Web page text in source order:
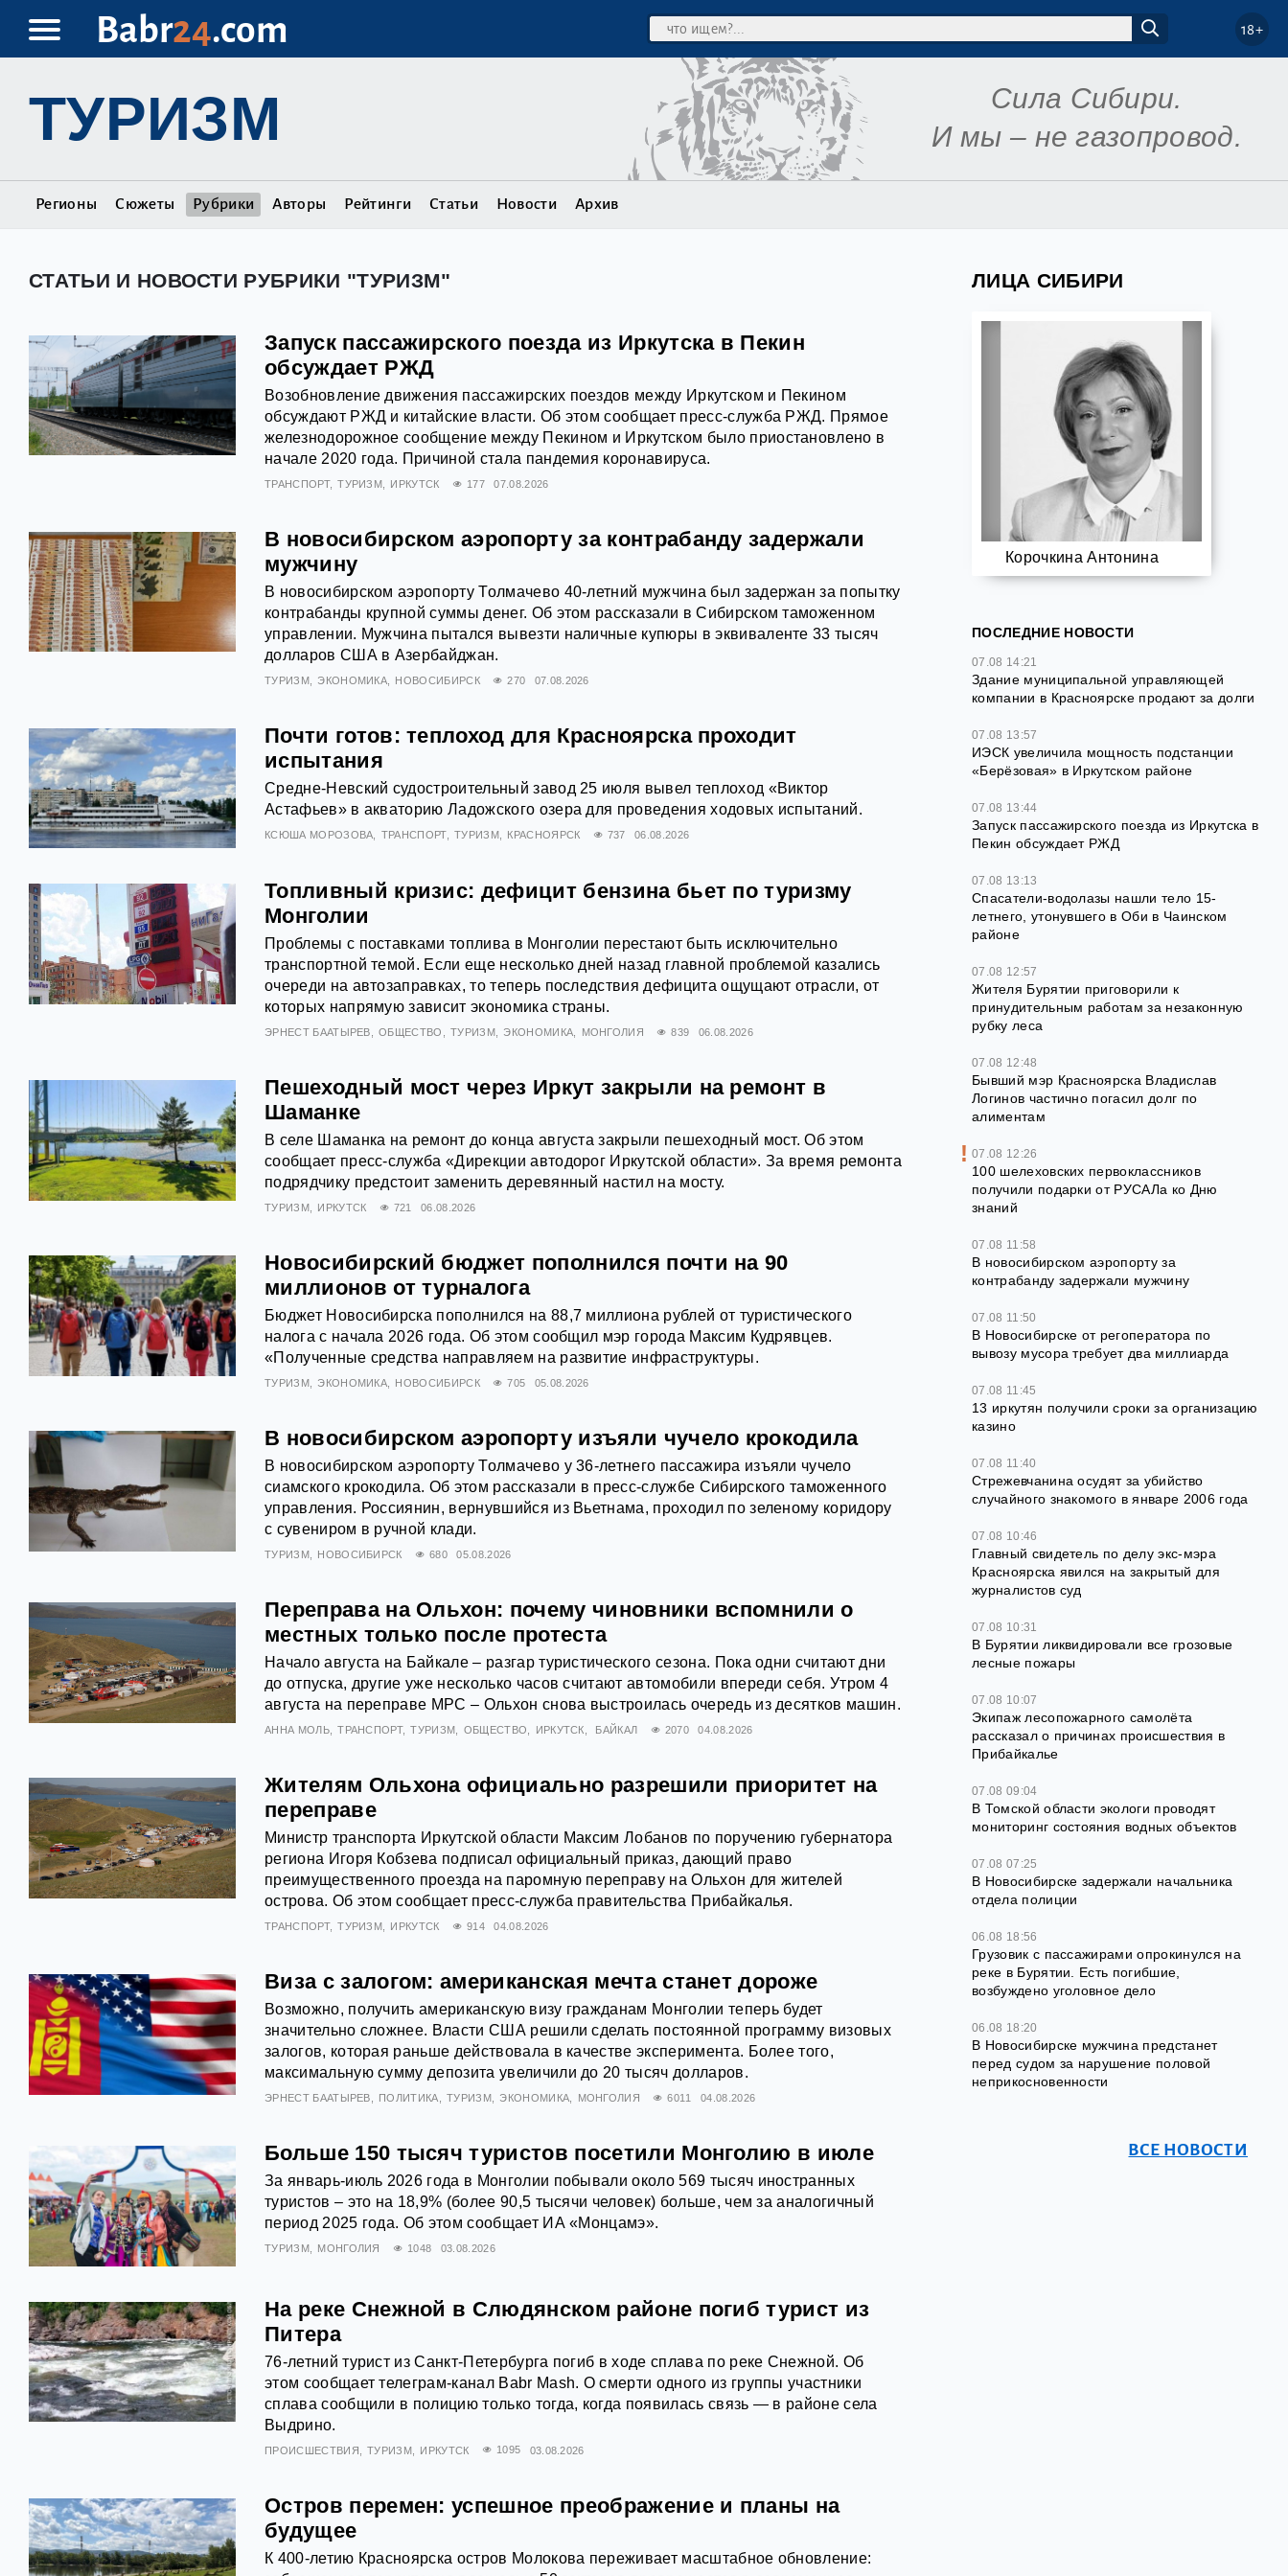
Babr24.com 18+
Сила Сибири.
И мы – не газопровод.
ТУРИЗМ
Регионы Сюжеты Рубрики Авторы Рейтинги Статьи Новости Архив
СТАТЬИ И НОВОСТИ РУБРИКИ "ТУРИЗМ"
Запуск пассажирского поезда из Иркутска в Пекин
обсуждает РЖД
Возобновление движения пассажирских поездов между Иркутском и Пекином
обсуждают РЖД и китайские власти. Об этом сообщает пресс‑служба РЖД. Прямое
железнодорожное сообщение между Пекином и Иркутском было приостановлено в
начале 2020 года. Причиной стала пандемия коронавируса.
ТРАНСПОРТ ТУРИЗМ ИРКУТСК 177 07.08.2026
В новосибирском аэропорту за контрабанду задержали
мужчину
В новосибирском аэропорту Толмачево 40-летний мужчина был задержан за попытку
контрабанды крупной суммы денег. Об этом рассказали в Сибирском таможенном
управлении. Мужчина пытался вывезти наличные купюры в эквиваленте 33 тысяч
долларов США в Азербайджан.
ТУРИЗМ ЭКОНОМИКА НОВОСИБИРСК 270 07.08.2026
Почти готов: теплоход для Красноярска проходит
испытания
Средне-Невский судостроительный завод 25 июля вывел теплоход «Виктор
Астафьев» в акваторию Ладожского озера для проведения ходовых испытаний.
КСЮША МОРОЗОВА ТРАНСПОРТ ТУРИЗМ КРАСНОЯРСК 737 06.08.2026
Топливный кризис: дефицит бензина бьет по туризму
Монголии
Проблемы с поставками топлива в Монголии перестают быть исключительно
транспортной темой. Если еще несколько дней назад главной проблемой казались
очереди на автозаправках, то теперь последствия дефицита ощущают отрасли, от
которых напрямую зависит экономика страны.
ЭРНЕСТ БААТЫРЕВ ОБЩЕСТВО ТУРИЗМ ЭКОНОМИКА МОНГОЛИЯ 839 06.08.2026
Пешеходный мост через Иркут закрыли на ремонт в
Шаманке
В селе Шаманка на ремонт до конца августа закрыли пешеходный мост. Об этом
сообщает пресс‑служба «Дирекции автодорог Иркутской области». За время ремонта
подрядчику предстоит заменить деревянный настил на мосту.
ТУРИЗМ ИРКУТСК 721 06.08.2026
Новосибирский бюджет пополнился почти на 90
миллионов от турналога
Бюджет Новосибирска пополнился на 88,7 миллиона рублей от туристического
налога с начала 2026 года. Об этом сообщил мэр города Максим Кудрявцев.
«Полученные средства направляем на развитие инфраструктуры.
ТУРИЗМ ЭКОНОМИКА НОВОСИБИРСК 705 05.08.2026
В новосибирском аэропорту изъяли чучело крокодила
В новосибирском аэропорту Толмачево у 36-летнего пассажира изъяли чучело
сиамского крокодила. Об этом рассказали в пресс-службе Сибирского таможенного
управления. Россиянин, вернувшийся из Вьетнама, проходил по зеленому коридору
с сувениром в ручной клади.
ТУРИЗМ НОВОСИБИРСК 680 05.08.2026
Переправа на Ольхон: почему чиновники вспомнили о
местных только после протеста
Начало августа на Байкале – разгар туристического сезона. Пока одни считают дни
до отпуска, другие уже несколько часов считают автомобили впереди себя. Утром 4
августа на переправе МРС – Ольхон снова выстроилась очередь из десятков машин.
АННА МОЛЬ ТРАНСПОРТ ТУРИЗМ ОБЩЕСТВО ИРКУТСК БАЙКАЛ 2070 04.08.2026
Жителям Ольхона официально разрешили приоритет на
переправе
Министр транспорта Иркутской области Максим Лобанов по поручению губернатора
региона Игоря Кобзева подписал официальный приказ, дающий право
преимущественного проезда на паромную переправу на Ольхон для жителей
острова. Об этом сообщает пресс‑служба правительства Прибайкалья.
ТРАНСПОРТ ТУРИЗМ ИРКУТСК 914 04.08.2026
Виза с залогом: американская мечта станет дороже
Возможно, получить американскую визу гражданам Монголии теперь будет
значительно сложнее. Власти США решили сделать постоянной программу визовых
залогов, которая раньше действовала в качестве эксперимента. Более того,
максимальную сумму депозита увеличили до 20 тысяч долларов.
ЭРНЕСТ БААТЫРЕВ ПОЛИТИКА ТУРИЗМ ЭКОНОМИКА МОНГОЛИЯ 6011 04.08.2026
Больше 150 тысяч туристов посетили Монголию в июле
За январь-июль 2026 года в Монголии побывали около 569 тысяч иностранных
туристов – это на 18,9% (более 90,5 тысячи человек) больше, чем за аналогичный
период 2025 года. Об этом сообщает ИА «Монцамэ».
ТУРИЗМ МОНГОЛИЯ 1048 03.08.2026
На реке Снежной в Слюдянском районе погиб турист из
Питера
76‑летний турист из Санкт‑Петербурга погиб в ходе сплава по реке Снежной. Об
этом сообщает телеграм‑канал Babr Mash. О смерти одного из группы участники
сплава сообщили в полицию только тогда, когда появилась связь — в районе села
Выдрино.
ПРОИСШЕСТВИЯ ТУРИЗМ ИРКУТСК 1095 03.08.2026
Остров перемен: успешное преображение и планы на
будущее
К 400-летию Красноярска остров Молокова переживает масштабное обновление:
ЛИЦА СИБИРИ
Корочкина Антонина
ПОСЛЕДНИЕ НОВОСТИ
07.08 14:21
Здание муниципальной управляющей
компании в Красноярске продают за долги
07.08 13:57
ИЭСК увеличила мощность подстанции
«Берёзовая» в Иркутском районе
07.08 13:44
Запуск пассажирского поезда из Иркутска в
Пекин обсуждает РЖД
07.08 13:13
Спасатели-водолазы нашли тело 15-
летнего, утонувшего в Оби в Чаинском
районе
07.08 12:57
Жителя Бурятии приговорили к
принудительным работам за незаконную
рубку леса
07.08 12:48
Бывший мэр Красноярска Владислав
Логинов частично погасил долг по
алиментам
07.08 12:26
100 шелеховских первоклассников
получили подарки от РУСАЛа ко Дню
знаний
07.08 11:58
В новосибирском аэропорту за
контрабанду задержали мужчину
07.08 11:50
В Новосибирске от регоператора по
вывозу мусора требует два миллиарда
07.08 11:45
13 иркутян получили сроки за организацию
казино
07.08 11:40
Стрежевчанина осудят за убийство
случайного знакомого в январе 2006 года
07.08 10:46
Главный свидетель по делу экс-мэра
Красноярска явился на закрытый для
журналистов суд
07.08 10:31
В Бурятии ликвидировали все грозовые
лесные пожары
07.08 10:07
Экипаж лесопожарного самолёта
рассказал о причинах происшествия в
Прибайкалье
07.08 09:04
В Томской области экологи проводят
мониторинг состояния водных объектов
07.08 07:25
В Новосибирске задержали начальника
отдела полиции
06.08 18:56
Грузовик с пассажирами опрокинулся на
реке в Бурятии. Есть погибшие,
возбуждено уголовное дело
06.08 18:20
В Новосибирске мужчина предстанет
перед судом за нарушение половой
неприкосновенности
ВСЕ НОВОСТИ